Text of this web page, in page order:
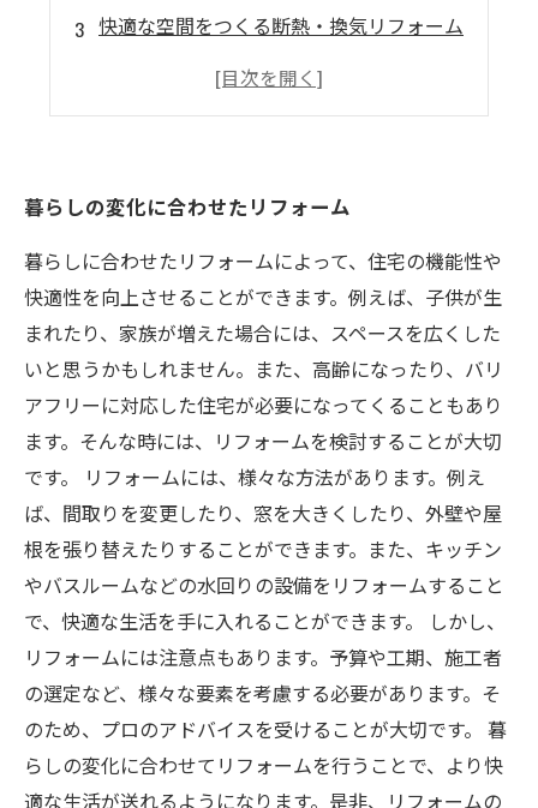
快適な空間をつくる断熱・換気リフォーム
スマートホームに対応したリフォーム
暮らしの変化に合わせたリフォーム
暮らしに合わせたリフォームによって、住宅の機能性や
快適性を向上させることができます。例えば、子供が生
まれたり、家族が増えた場合には、スペースを広くした
いと思うかもしれません。また、高齢になったり、バリ
アフリーに対応した住宅が必要になってくることもあり
ます。そんな時には、リフォームを検討することが大切
です。 リフォームには、様々な方法があります。例え
ば、間取りを変更したり、窓を大きくしたり、外壁や屋
根を張り替えたりすることができます。また、キッチン
やバスルームなどの水回りの設備をリフォームすること
で、快適な生活を手に入れることができます。 しかし、
リフォームには注意点もあります。予算や工期、施工者
の選定など、様々な要素を考慮する必要があります。そ
のため、プロのアドバイスを受けることが大切です。 暮
らしの変化に合わせてリフォームを行うことで、より快
適な生活が送れるようになります。是非、リフォームの